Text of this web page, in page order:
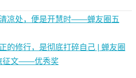
清凉处，便是开慧时——蝉友圈五
的修行，是彻底打碎自己 | 蝉友圈
征文——优秀奖